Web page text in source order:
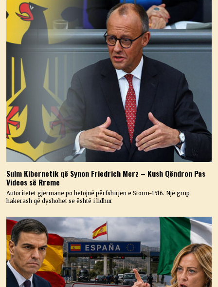
Sulm Kibernetik që Synon Friedrich Merz – Kush Qëndron Pas
Videos së Rreme
Autoritetet gjermane po hetojnë përfshirjen e Storm-1516. Një grup
hakerash që dyshohet se është i lidhur